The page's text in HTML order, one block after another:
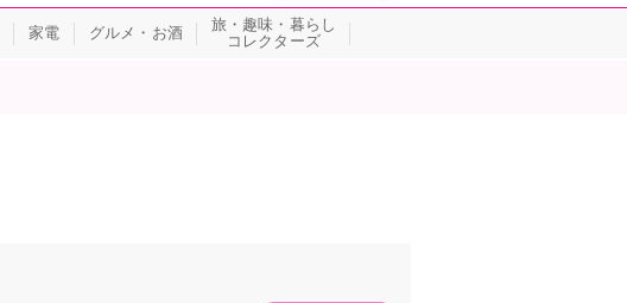
家電 グルメ・お酒
旅・趣味・暮らし
コレクターズ